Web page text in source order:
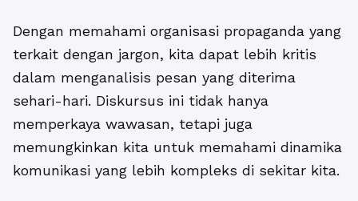
Dengan memahami organisasi propaganda yang
terkait dengan jargon, kita dapat lebih kritis
dalam menganalisis pesan yang diterima
sehari-hari. Diskursus ini tidak hanya
memperkaya wawasan, tetapi juga
memungkinkan kita untuk memahami dinamika
komunikasi yang lebih kompleks di sekitar kita.